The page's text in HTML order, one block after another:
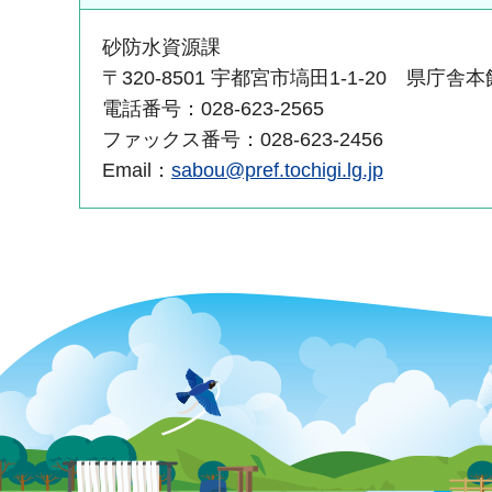
砂防水資源課
〒320-8501 宇都宮市塙田1-1-20 県庁舎本
電話番号：028-623-2565
ファックス番号：028-623-2456
Email： sabou@pref.tochigi.lg.jp